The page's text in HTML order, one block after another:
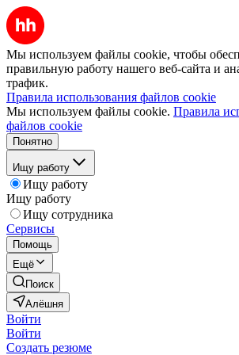
Мы используем файлы cookie, чтобы
правильную работу нашего веб-сайта и
трафик.
Правила использования файлов cookie
Мы используем файлы cookie. Правила
файлов cookie
Понятно
Ищу работу
Ищу работу
Ищу работу
Ищу сотрудника
Сервисы
Помощь
Ещё
Поиск
Алёшня
Войти
Войти
Создать резюме